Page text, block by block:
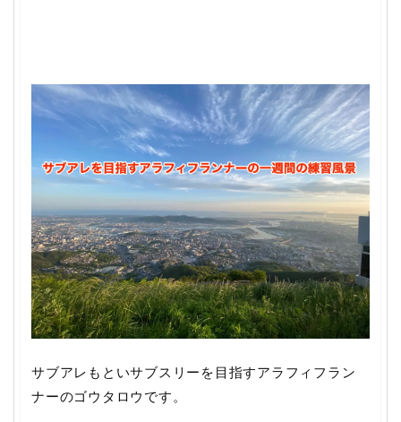
サブアレもといサブスリーを目指すアラフィフラン
ナーのゴウタロウです。